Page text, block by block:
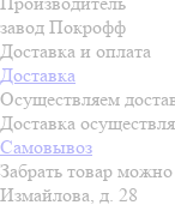
завод Покрофф
Доставка и оплата
Доставка
Осуществляем
Доставка
Самовывоз
Забрать товар можно
Измайлова, д. 28